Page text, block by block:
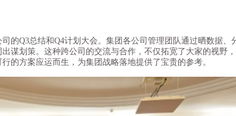
Q3总结和Q4计划大会。集团各公司管理团队通过晒数据、
谋划策。这种跨公司的交流与合作，不仅拓宽了大家的视野
的方案应运而生，为集团战略落地提供了宝贵的参考。